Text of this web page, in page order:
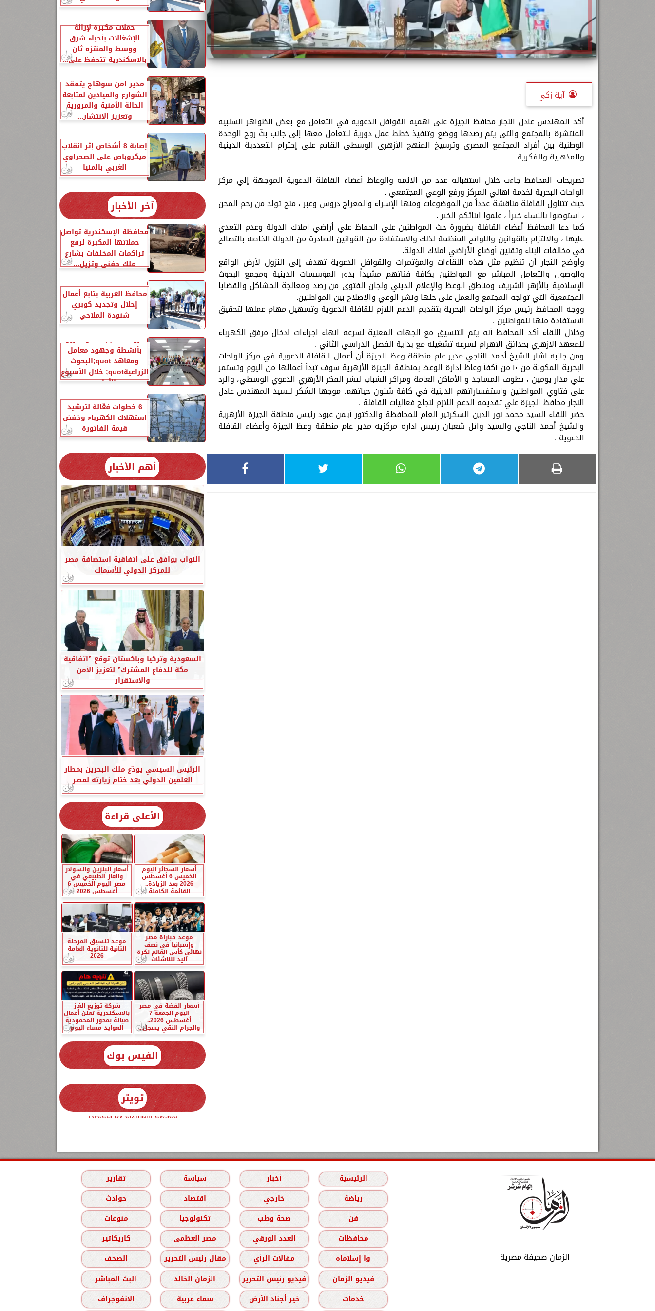
آية زكي
أكد المهندس عادل النجار محافظ الجيزة على اهمية القوافل الدعوية في التعامل مع بعض الظواهر السلبية
المنتشرة بالمجتمع والتي يتم رصدها ووضع وتنفيذ خطط عمل دورية للتعامل معها إلى جانب بثّ روح الوحدة
الوطنية بين أفراد المجتمع المصرى وترسيخ المنهج الأزهرى الوسطى القائم على إحترام التعددية الدينية
والمذهبية والفكرية.
تصريحات المحافظ جاءت خلال استقباله عدد من الائمه والوعاظ أعضاء القافلة الدعوية الموجهة إلي مركز
الواحات البحرية لخدمة اهالي المركز ورفع الوعي المجتمعي .
حيث تتناول القافلة مناقشة عدداً من الموضوعات ومنها الإسراء والمعراج دروس وعبر ، منح تولد من رحم المحن
، استوصوا بالنساء خيراً ، علموا ابنائكم الخير .
كما دعا المحافظ أعضاء القافلة بضرورة حث المواطنين علي الحفاظ علي أراضي املاك الدولة وعدم التعدي
عليها ، والالتزام بالقوانين واللوائح المنظمة لذلك والاستفادة من القوانين الصادرة من الدولة الخاصه بالتصالح
في مخالفات البناء وتقنين أوضاع الأراضي املاك الدولة.
وأوضح النجار أن تنظيم مثل هذه اللقاءات والمؤتمرات والقوافل الدعوية تهدف إلى النزول لأرض الواقع
والوصول والتعامل المباشر مع المواطنين بكافة فئاتهم مشيداً بدور المؤسسات الدينية ومجمع البحوث
الإسلامية بالأزهر الشريف ومناطق الوعظ والإعلام الديني ولجان الفتوى من رصد ومعالجة المشاكل والقضايا
المجتمعية التي تواجه المجتمع والعمل على حلها ونشر الوعي والإصلاح بين المواطنين.
ووجه المحافظ رئيس مركز الواحات البحرية بتقديم الدعم اللازم للقافلة الدعوية وتسهيل مهام عملها لتحقيق
الاستفادة منها للمواطنين .
وخلال اللقاء أكد المحافظ أنه يتم التنسيق مع الجهات المعنية لسرعه انهاء اجراءات ادخال مرفق الكهرباء
للمعهد الازهري بحدائق الاهرام لسرعه تشغيله مع بداية الفصل الدراسي الثاني .
ومن جانبه اشار الشيخ أحمد الناجي مدير عام منطقة وعظ الجيزة أن أعمال القافلة الدعوية في مركز الواحات
البحرية المكونة من ١٠ من أكفأ وعاظ إدارة الوعظ بمنطقة الجيزة الأزهرية سوف تبدأ أعمالها من اليوم وتستمر
علي مدار يومين ، تطوف المساجد و الأماكن العامة ومراكز الشباب لنشر الفكر الأزهري الدعوي الوسطي، والرد
على فتاوي المواطنين واستفساراتهم الدينية في كافة شئون حياتهم. موجها الشكر للسيد المهندس عادل
النجار محافظ الجيزة علي تقديمه الدعم اللازم لنجاح فعاليات القافلة .
حضر اللقاء السيد محمد نور الدين السكرتير العام للمحافظة والدكتور أيمن عبود رئيس منطقة الجيزة الأزهرية
والشيخ أحمد الناجي والسيد وائل شعبان رئيس اداره مركزيه مدير عام منطقة وعظ الجيزة وأعضاء القافلة
الدعوية .
حملات مكبرة لإزالة
الإشغالات بأحياء شرق
ووسط والمنتزه ثان
بالاسكندرية تتحفظ على...
مدير أمن سوهاج يتفقد
الشوارع والميادين لمتابعة
الحالة الأمنية والمرورية
وتعزيز الانتشار...
إصابة 8 أشخاص إثر انقلاب
ميكروباص على الصحراوي
الغربي بالمنيا
آخر الأخبار
محافظة الإسكندرية تواصل
حملاتها المكبرة لرفع
تراكمات المخلفات بشارع
ملك حفني وتزيل...
محافظ الغربية يتابع أعمال
إحلال وتجديد كوبري
شنودة الملاحي
الزراعةquot; تنشر تقريرًا
بأنشطة وجهود معامل
ومعاهد quot;البحوث
الزراعيةquot; خلال الأسبوع
الأول...
6 خطوات فعّالة لترشيد
استهلاك الكهرباء وخفض
قيمة الفاتورة
أهم الأخبار
النواب يوافق على اتفاقية استضافة مصر
للمركز الدولي للأسماك
السعودية وتركيا وباكستان توقع ”اتفاقية
مكة للدفاع المشترك” لتعزيز الأمن
والاستقرار
الرئيس السيسي يودّع ملك البحرين بمطار
العلمين الدولي بعد ختام زيارته لمصر
الأعلى قراءة
أسعار السجائر اليوم
الخميس 6 أغسطس
2026 بعد الزيادة..
القائمة الكاملة
أسعار البنزين والسولار
والغاز الطبيعي في
مصر اليوم الخميس 6
أغسطس 2026
موعد مباراة مصر
وإسبانيا في نصف
نهائي كأس العالم لكرة
اليد للناشئات
موعد تنسيق المرحلة
الثانية للثانوية العامة
2026
أسعار الفضة في مصر
اليوم الجمعة 7
أغسطس 2026..
والجرام النقي يسجل...
شركة توزيع الغاز
بالاسكندرية تعلن أعمال
صيانة بمحور المحمودية
العوايد مساء اليوم
الفيس بوك
تويتر
Tweets by elzmannewseg
الزمان صحيفة مصرية
الرئيسية أخبار سياسة
تقارير
رياضة
خارجي اقتصاد
حوادث
فن
صحة وطب تكنولوجيا
منوعات
محافظات
العدد الورقي مصر العظمى
كاريكاتير
وا إسلاماه
مقالات الرأي مقال رئيس التحرير
الصحف
فيديو الزمان
فيديو رئيس التحرير الزمان الخالد
البث المباشر
خدمات
خير أجناد الأرض سماء عربية الانفوجراف